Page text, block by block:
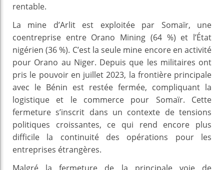
rentable.
La mine d’Arlit est exploitée par Somaïr, une
coentreprise entre Orano Mining (64 %) et l’État
nigérien (36 %). C’est la seule mine encore en activité
pour Orano au Niger. Depuis que les militaires ont
pris le pouvoir en juillet 2023, la frontière principale
avec le Bénin est restée fermée, compliquant la
logistique et le commerce pour Somaïr. Cette
fermeture s’inscrit dans un contexte de tensions
politiques croissantes, ce qui rend encore plus
difficile la continuité des opérations pour les
entreprises étrangères.